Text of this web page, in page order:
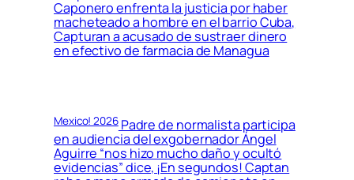
Caponero enfrenta la justicia por haber
macheteado a hombre en el barrio Cuba,
Capturan a acusado de sustraer dinero
en efectivo de farmacia de Managua
Mexico! 2026Padre de normalista participa
en audiencia del exgobernador Ángel
Aguirre “nos hizo mucho daño y ocultó
evidencias” dice, ¡En segundos! Captan